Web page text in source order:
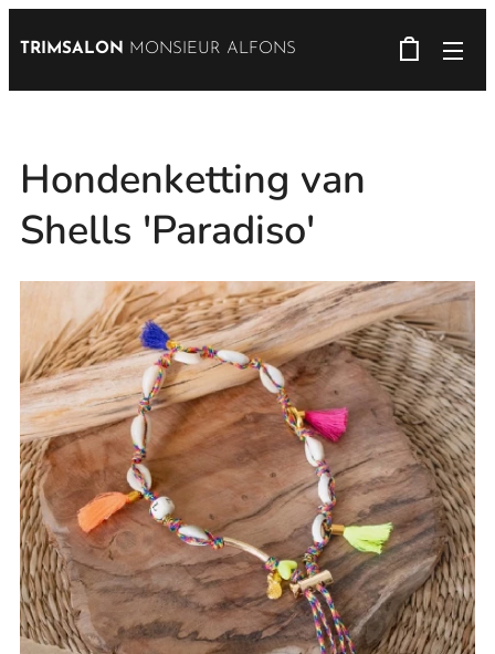
TRIMSALON MONSIEUR ALFONS
Hondenketting van
Shells 'Paradiso'